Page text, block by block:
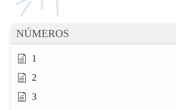
NÚMEROS
1
2
3